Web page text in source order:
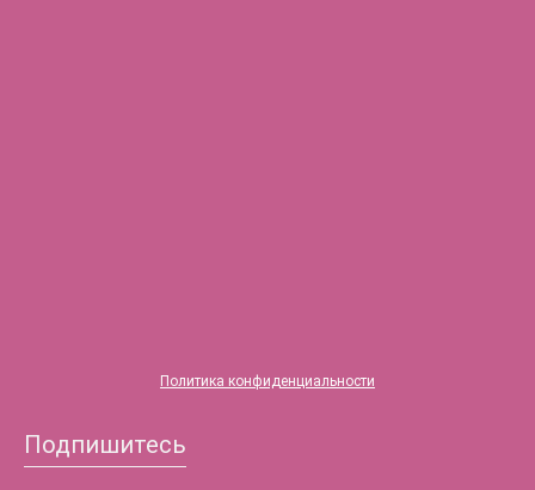
Политика конфиденциальности
Подпишитесь